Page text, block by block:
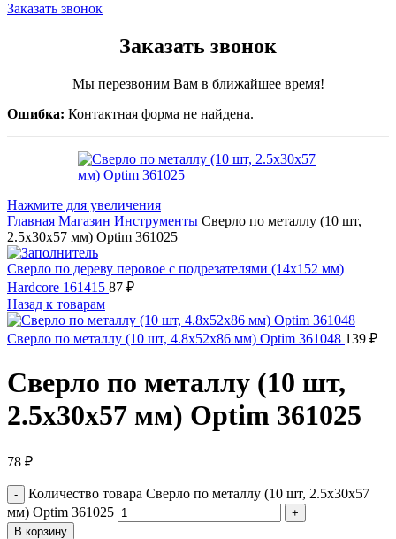
Заказать звонок
Заказать звонок
Мы перезвоним Вам в ближайшее время!
Ошибка: Контактная форма не найдена.
Нажмите для увеличения
Главная Магазин Инструменты Сверло по металлу (10 шт,
2.5х30х57 мм) Optim 361025
Сверло по дереву перовое с подрезателями (14x152 мм)
Hardcore 161415 87 ₽
Назад к товарам
Сверло по металлу (10 шт, 4.8х52х86 мм) Optim 361048 139 ₽
Сверло по металлу (10 шт,
2.5х30х57 мм) Optim 361025
78 ₽
Количество товара Сверло по металлу (10 шт, 2.5х30х57
мм) Optim 361025
В корзину